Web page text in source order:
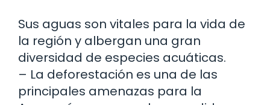
Sus aguas son vitales para la vida de
la región y albergan una gran
diversidad de especies acuáticas.
– La deforestación es una de las
principales amenazas para la